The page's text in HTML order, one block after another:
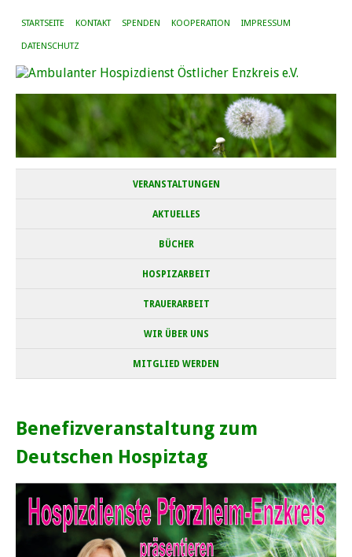
STARTSEITE KONTAKT SPENDEN KOOPERATION IMPRESSUM
DATENSCHUTZ
VERANSTALTUNGEN
AKTUELLES
BÜCHER
HOSPIZARBEIT
TRAUERARBEIT
WIR ÜBER UNS
MITGLIED WERDEN
Benefizveranstaltung zum
Deutschen Hospiztag